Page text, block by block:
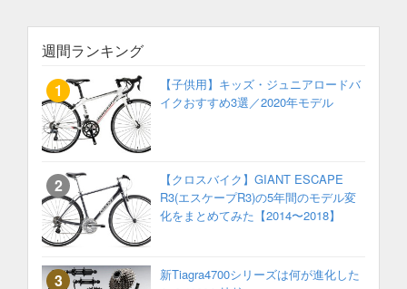
週間ランキング
【子供用】キッズ・ジュニアロードバ
イクおすすめ3選／2020年モデル
【クロスバイク】GIANT ESCAPE
R3(エスケープR3)の5年間のモデル変
化をまとめてみた【2014〜2018】
新Tiagra4700シリーズは何が進化した